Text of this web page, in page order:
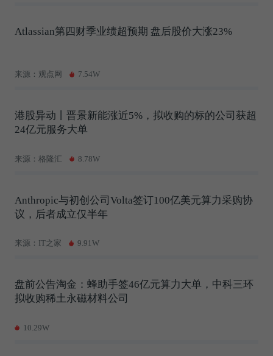
Atlassian第四财季业绩超预期 盘后股价大涨23%
来源：观点网 7.54W
港股异动丨晋景新能涨近5%，拟收购的标的公司获超
24亿元服务大单
来源：格隆汇 8.78W
Anthropic与初创公司Volta签订100亿美元算力采购协
议，后者成立仅半年
来源：IT之家 9.91W
盘前公告淘金：蜂助手签46亿元算力大单，中科三环
拟收购稀土永磁材料公司
10.29W